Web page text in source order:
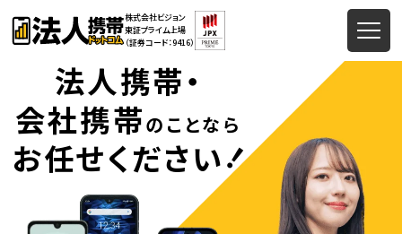
株式会社ビジョン
東証プライム上場
（証券コード：9416）
法人携帯・
会社携帯のことなら
お任せください！